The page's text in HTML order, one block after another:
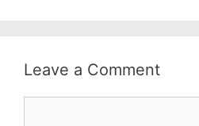
Leave a Comment